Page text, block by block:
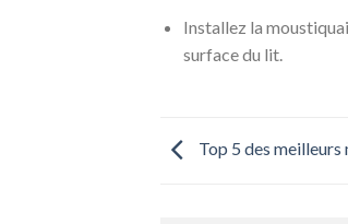
Installez la
surface du lit.
Top 5 des